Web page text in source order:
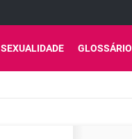
SEXUALIDADE GLOSSÁRIO